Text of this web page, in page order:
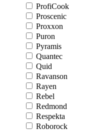
ProfiCook
Proscenic
Proxxon
Puron
Pyramis
Quantec
Quid
Ravanson
Rayen
Rebel
Redmond
Respekta
Roborock